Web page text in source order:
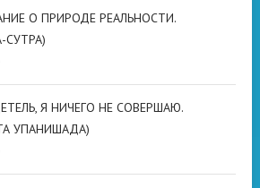
О ПРИРОДЕ РЕАЛЬНОСТИ.
СУТРА)
Я НИЧЕГО НЕ СОВЕРШАЮ.
УПАНИШАДА)